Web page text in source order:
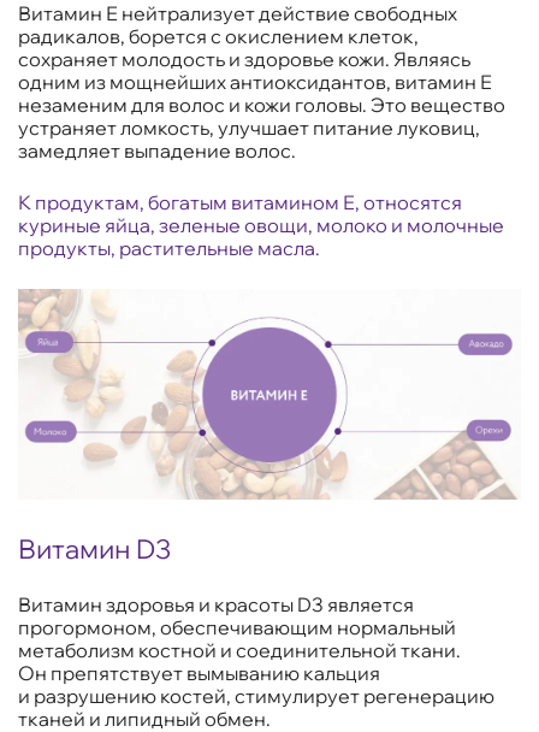
Витамин Е нейтрализует действие свободных
радикалов, борется с окислением клеток,
сохраняет молодость и здоровье кожи. Являясь
одним из мощнейших антиоксидантов, витамин Е
незаменим для волос и кожи головы. Это вещество
устраняет ломкость, улучшает питание луковиц,
замедляет выпадение волос.
К продуктам, богатым витамином Е, относятся
куриные яйца, зеленые овощи, молоко и молочные
продукты, растительные масла.
Витамин D3
Витамин здоровья и красоты D3 является
прогормоном, обеспечивающим нормальный
метаболизм костной и соединительной ткани.
Он препятствует вымыванию кальция
и разрушению костей, стимулирует регенерацию
тканей и липидный обмен.